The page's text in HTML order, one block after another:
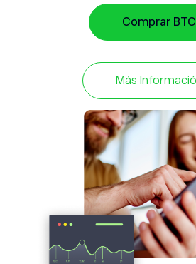
oferta de Bitcoin era de 21
cerca de 19 millones de monedas
en su cuenta de eToro y empiece
uno de los criptoactivos más
mercado.
Comprar BTC
Más